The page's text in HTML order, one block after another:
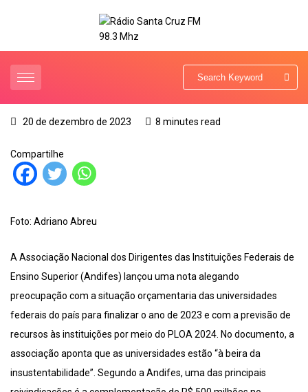
20 de dezembro de 2023 8 minutes read
Compartilhe
Foto: Adriano Abreu
A Associação Nacional dos Dirigentes das Instituições Federais de
Ensino Superior (Andifes) lançou uma nota alegando
preocupação com a situação orçamentaria das universidades
federais do país para finalizar o ano de 2023 e com a previsão de
recursos às instituições por meio do PLOA 2024. No documento, a
associação aponta que as universidades estão “à beira da
insustentabilidade”. Segundo a Andifes, uma das principais